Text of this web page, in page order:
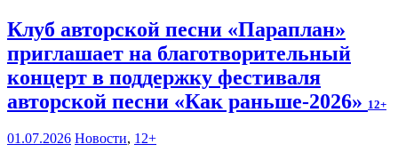
Клуб авторской песни «Параплан»
приглашает на благотворительный
концерт в поддержку фестиваля
авторской песни «Как раньше-2026» 12+
01.07.2026 Новости, 12+